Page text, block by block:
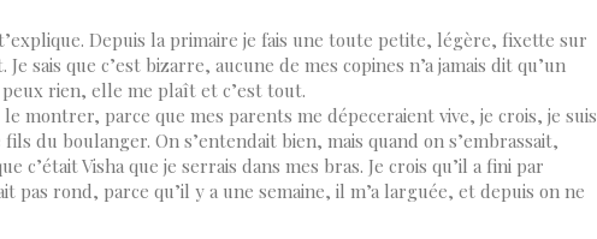
t’explique. Depuis la primaire je fais une toute petite, légère, fixette sur
sais que c’est bizarre, aucune de mes copines n’a jamais dit qu’un
rien, elle me plaît et c’est tout.
montrer, parce que mes parents me dépeceraient vive, je crois, je suis
du boulanger. On s’entendait bien, mais quand on s’embrassait,
c’était Visha que je serrais dans mes bras. Je crois qu’il a fini par
pas rond, parce qu’il y a une semaine, il m’a larguée, et depuis on ne